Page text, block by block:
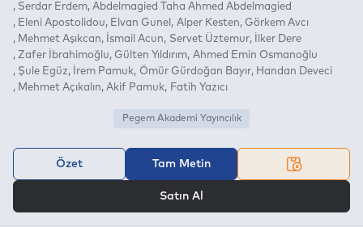
Serdar Erdem Abdelmagied Taha Ahmed Abdelmagied
Eleni Apostolidou
Elvan Gunel Alper Kesten
Görkem Avcı
Mehmet Aşıkcan
İsmail Acun Servet Üztemur
İlker Dere
Zafer İbrahimoğlu
Gülten Yıldırım Ahmed Emin Osmanoğlu
Şule Egüz
İrem Pamuk Ömür Gürdoğan Bayır
Handan Deveci
Mehmet Açıkalın Akif Pamuk Fatih Yazıcı
Pegem Akademi Yayıncılık
Özet Tam Metin
Satın Al